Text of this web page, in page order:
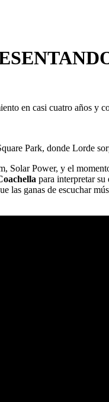
en casi cuatro años y
Park, donde Lorde
Solar Power, y el
para interpretar
las ganas de escuchar